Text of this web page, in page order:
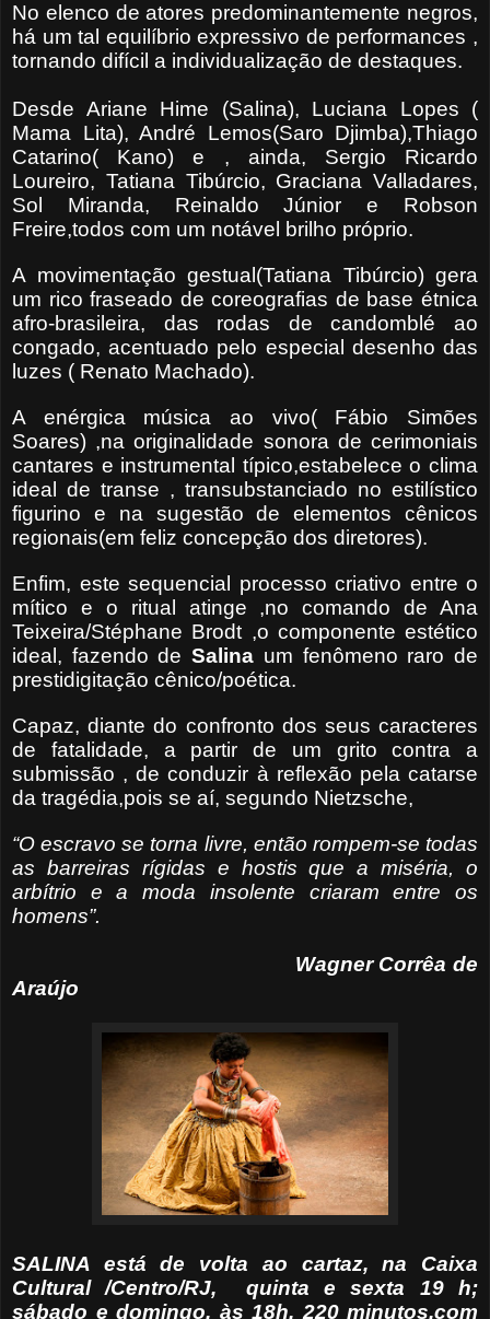
No elenco de atores predominantemente negros,
há um tal equilíbrio expressivo de performances ,
tornando difícil a individualização de destaques.
Desde Ariane Hime (Salina), Luciana Lopes (
Mama Lita), André Lemos(Saro Djimba),Thiago
Catarino( Kano) e , ainda, Sergio Ricardo
Loureiro, Tatiana Tibúrcio, Graciana Valladares,
Sol Miranda, Reinaldo Júnior e Robson
Freire,todos com um notável brilho próprio.
A movimentação gestual(Tatiana Tibúrcio) gera
um rico fraseado de coreografias de base étnica
afro-brasileira, das rodas de candomblé ao
congado, acentuado pelo especial desenho das
luzes ( Renato Machado).
A enérgica música ao vivo( Fábio Simões
Soares) ,na originalidade sonora de cerimoniais
cantares e instrumental típico,estabelece o clima
ideal de transe , transubstanciado no estilístico
figurino e na sugestão de elementos cênicos
regionais(em feliz concepção dos diretores).
Enfim, este sequencial processo criativo entre o
mítico e o ritual atinge ,no comando de Ana
Teixeira/Stéphane Brodt ,o componente estético
ideal, fazendo deSalina um fenômeno raro de
prestidigitação cênico/poética.
Capaz, diante do confronto dos seus caracteres
de fatalidade, a partir de um grito contra a
submissão , de conduzir à reflexão pela catarse
da tragédia,pois se aí, segundo Nietzsche,
“O escravo se torna livre, então rompem-se todas
as barreiras rígidas e hostis que a miséria, o
arbítrio e a moda insolente criaram entre os
homens”.
Wagner Corrêa de
Araújo
SALINA está de volta ao cartaz, na Caixa
Cultural /Centro/RJ, quinta e sexta 19 h;
sábado e domingo, às 18h. 220 minutos,com